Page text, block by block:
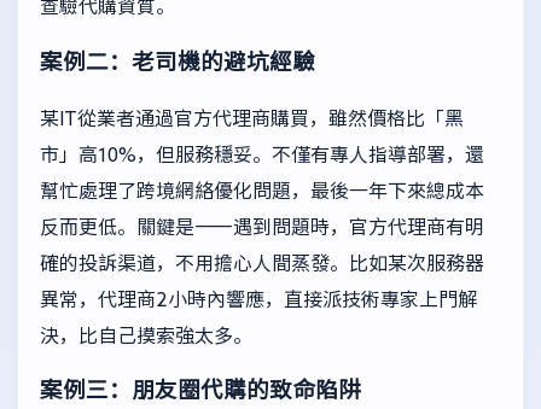
查驗代購資質。
案例二：老司機的避坑經驗
某IT從業者通過官方代理商購買，雖然價格比「黑
市」高10%，但服務穩妥。不僅有專人指導部署，還
幫忙處理了跨境網絡優化問題，最後一年下來總成本
反而更低。關鍵是——遇到問題時，官方代理商有明
確的投訴渠道，不用擔心人間蒸發。比如某次服務器
異常，代理商2小時內響應，直接派技術專家上門解
決，比自己摸索強太多。
案例三：朋友圈代購的致命陷阱